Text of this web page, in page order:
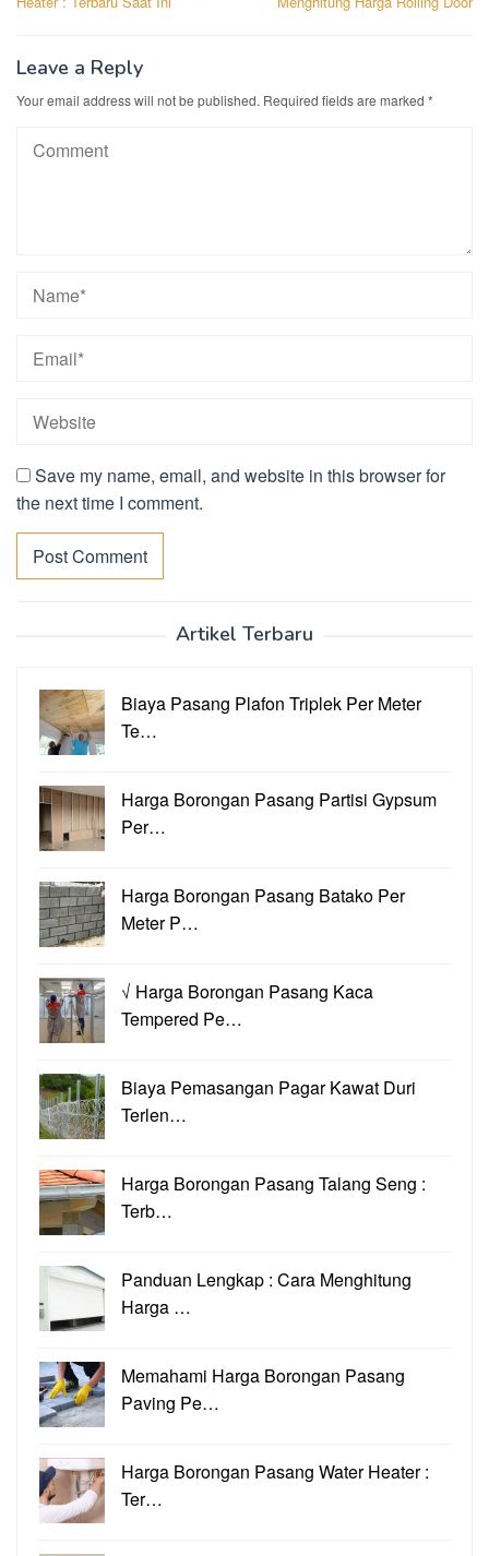
Leave a Reply
Your email address will not be published. Required fields are marked *
Save my name, email, and website in this browser for
the next time I comment.
Artikel Terbaru
Biaya Pasang Plafon Triplek Per Meter
Te…
Harga Borongan Pasang Partisi Gypsum
Per…
Harga Borongan Pasang Batako Per
Meter P…
√ Harga Borongan Pasang Kaca
Tempered Pe…
Biaya Pemasangan Pagar Kawat Duri
Terlen…
Harga Borongan Pasang Talang Seng :
Terb…
Panduan Lengkap : Cara Menghitung
Harga …
Memahami Harga Borongan Pasang
Paving Pe…
Harga Borongan Pasang Water Heater :
Ter…